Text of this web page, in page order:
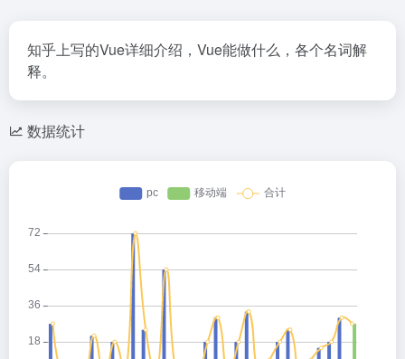
知乎上写的Vue详细介绍，Vue能做什么，各个名词解
释。
数据统计